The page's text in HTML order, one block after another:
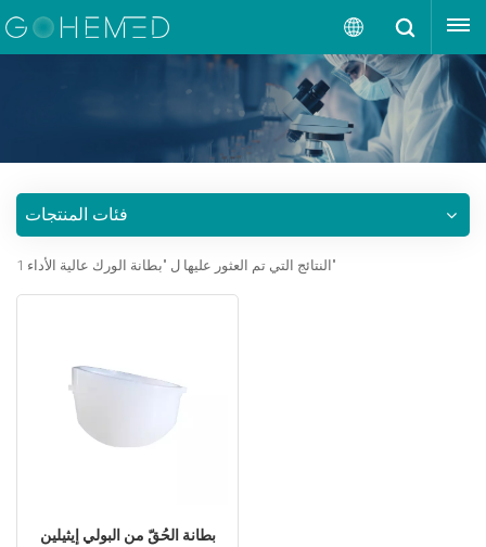
العربية
English
português
إقتبس
فئات المنتجات
1 النتائج التي تم العثور عليها ل "بطانة الورك عالية الأداء"
بطانة الحُقّ من البولي إيثيلين